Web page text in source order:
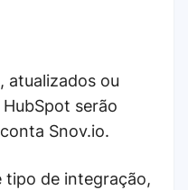
atualizados ou
serão
Snov.io.
tipo de integração,